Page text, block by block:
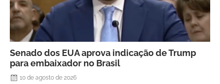
Senado dos EUA aprova indicação de Trump
para embaixador no Brasil
10 de agosto de 2026